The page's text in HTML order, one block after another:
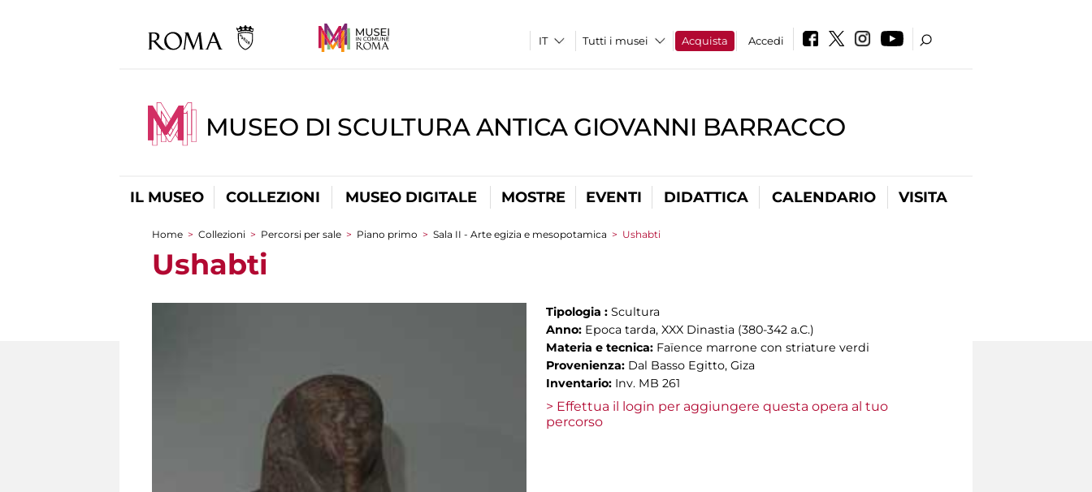
Tutti i musei Acquista Accedi
MUSEO DI SCULTURA ANTICA GIOVANNI BARRACCO
IL MUSEO COLLEZIONI MUSEO DIGITALE MOSTRE EVENTI DIDATTICA CALENDARIO VISITA
Tu sei qui
Home > Collezioni > Percorsi per sale > Piano primo > Sala II - Arte egizia e mesopotamica > Ushabti
Ushabti
Tipologia : Scultura
Anno: Epoca tarda, XXX Dinastia (380-342 a.C.)
Materia e tecnica: Faïence marrone con striature verdi
Provenienza: Dal Basso Egitto, Giza
Inventario: Inv. MB 261
> Effettua il login per aggiungere questa opera al tuo
percorso